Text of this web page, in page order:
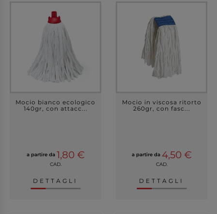
Mocio bianco ecologico
140gr, con attacc...
a partire da 1,80 €
CAD.
DETTAGLI
Mocio in viscosa ritorto
260gr, con fasc...
a partire da 4,50 €
CAD.
DETTAGLI